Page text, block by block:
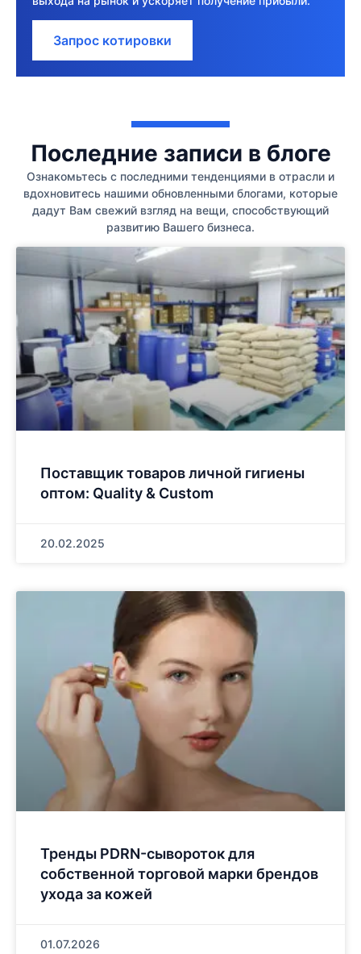
Запрос котировки
Последние записи в блоге
Ознакомьтесь с последними тенденциями в отрасли и
вдохновитесь нашими обновленными блогами, которые
дадут Вам свежий взгляд на вещи, способствующий
развитию Вашего бизнеса.
Поставщик товаров личной гигиены
оптом: Quality & Custom
20.02.2025
Тренды PDRN-сывороток для
собственной торговой марки брендов
ухода за кожей
01.07.2026